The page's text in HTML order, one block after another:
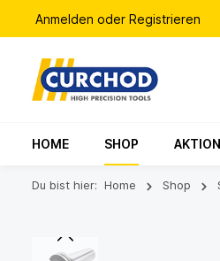
Anmelden oder Registrieren
HOME SHOP
Du bist hier: Home Shop